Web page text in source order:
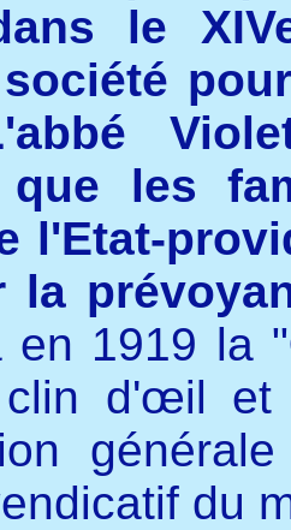
le
que les
l'Etat-
la
en 1919 la "
d'œil et
du